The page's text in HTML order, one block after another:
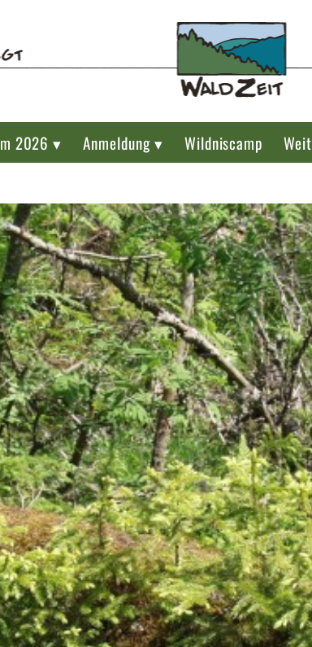
2026 ▾ Anmeldung ▾ Wildniscamp